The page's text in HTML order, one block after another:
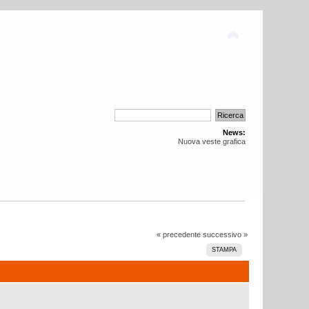
News:
Nuova veste grafica
« precedente successivo »
STAMPA